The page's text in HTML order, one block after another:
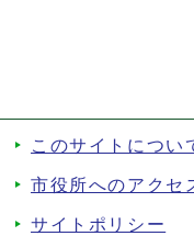
このサイトについ
市役所へのアクセ
サイトポリシー